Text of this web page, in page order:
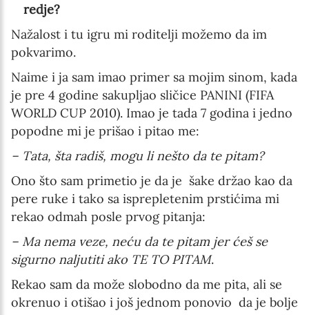
redje?
Nažalost i tu igru mi roditelji možemo da im
pokvarimo.
Naime i ja sam imao primer sa mojim sinom, kada
je pre 4 godine sakupljao sličice PANINI (FIFA
WORLD CUP 2010). Imao je tada 7 godina i jedno
popodne mi je prišao i pitao me:
– Tata, šta radiš, mogu li nešto da te pitam?
Ono što sam primetio je da je šake držao kao da
pere ruke i tako sa isprepletenim prstićima mi
rekao odmah posle prvog pitanja:
– Ma nema veze, neću da te pitam jer ćeš se
sigurno naljutiti ako TE TO PITAM.
Rekao sam da može slobodno da me pita, ali se
okrenuo i otišao i još jednom ponovio da je bolje